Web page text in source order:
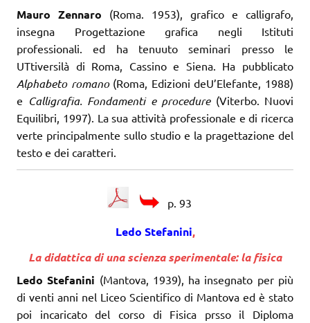
Mauro Zennaro (Roma. 1953), grafico e calligrafo,
insegna Progettazione grafica negli Istituti
professionali. ed ha tenuuto seminari presso le
UTtiversilà di Roma, Cassino e Siena. Ha pubblicato
Alphabeto romano(Roma, Edizioni deU’Elefante, 1988)
e Calligrafia. Fondamenti e procedure(Viterbo. Nuovi
Equilibri, 1997). La sua attività professionale e di ricerca
verte principalmente sullo studio e la pragettazione del
testo e dei caratteri.
p. 93
Ledo Stefanini,
La didattica di una scienza sperimentale: la fisica
Ledo Stefanini (Mantova, 1939), ha insegnato per più
di venti anni nel Liceo Scientifico di Mantova ed è stato
poi incaricato del corso di Fisica prsso il Diploma